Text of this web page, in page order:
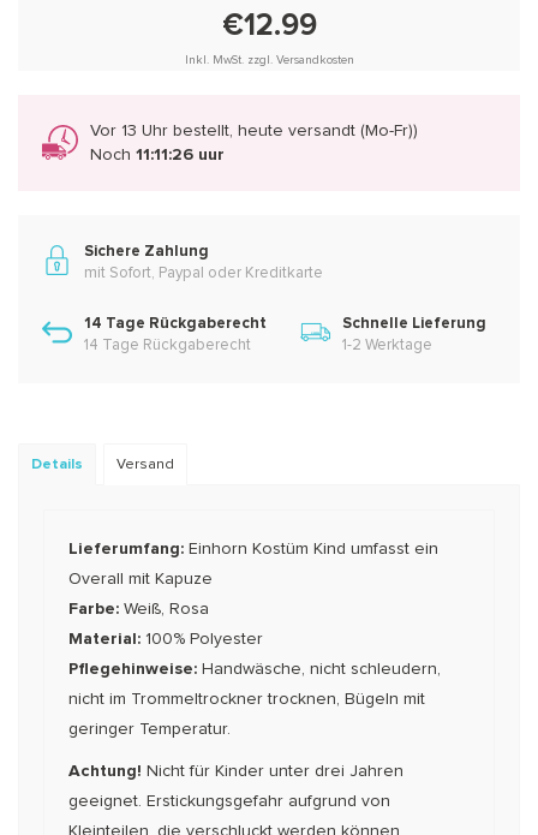
€12.99
Inkl. MwSt. zzgl. Versandkosten
Vor 13 Uhr bestellt, heute versandt (Mo-Fr))
Noch 11:11:26 uur
Sichere Zahlung
mit Sofort, Paypal oder Kreditkarte
14 Tage Rückgaberecht
14 Tage Rückgaberecht
Schnelle Lieferung
1-2 Werktage
Details Versand
Lieferumfang: Einhorn Kostüm Kind umfasst ein
Overall mit Kapuze
Farbe: Weiß, Rosa
Material: 100% Polyester
Pflegehinweise: Handwäsche, nicht schleudern,
nicht im Trommeltrockner trocknen, Bügeln mit
geringer Temperatur.
Achtung! Nicht für Kinder unter drei Jahren
geeignet. Erstickungsgefahr aufgrund von